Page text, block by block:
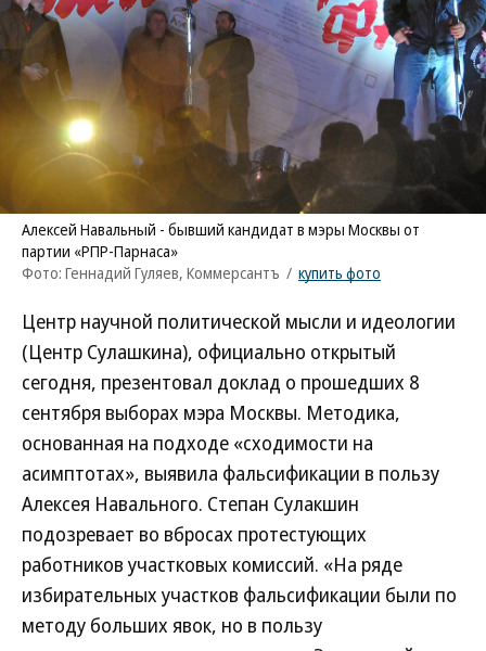
Алексей Навальный - бывший кандидат в мэры Москвы от
партии «РПР-Парнаса»
Фото: Геннадий Гуляев, Коммерсантъ / купить фото
Центр научной политической мысли и идеологии
(Центр Сулашкина), официально открытый
сегодня, презентовал доклад о прошедших 8
сентября выборах мэра Москвы. Методика,
основанная на подходе «сходимости на
асимптотах», выявила фальсификации в пользу
Алексея Навального. Степан Сулакшин
подозревает во вбросах протестующих
работников участковых комиссий. «На ряде
избирательных участков фальсификации были по
методу больших явок, но в пользу